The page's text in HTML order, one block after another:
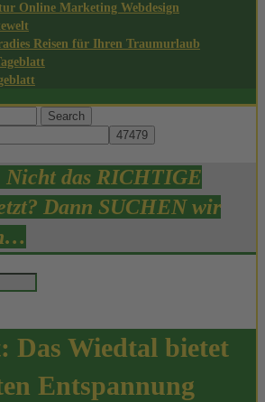
Online Marketing Webdesign
Reisen für Ihren Traumurlaub
Nicht das RICHTIGE
Dann SUCHEN wir
Das Wiedtal bietet
Entspannung